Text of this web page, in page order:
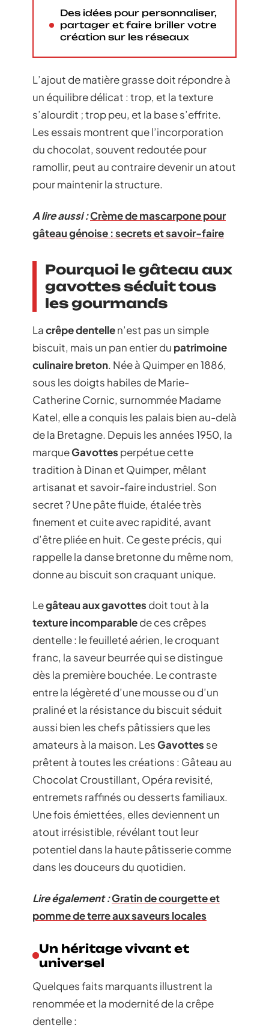
Des idées pour personnaliser,
partager et faire briller votre
création sur les réseaux
L’ajout de matière grasse doit répondre à
un équilibre délicat : trop, et la texture
s’alourdit ; trop peu, et la base s’effrite.
Les essais montrent que l’incorporation
du chocolat, souvent redoutée pour
ramollir, peut au contraire devenir un atout
pour maintenir la structure.
A lire aussi :Crème de mascarpone pour
gâteau génoise : secrets et savoir-faire
Pourquoi le gâteau aux
gavottes séduit tous
les gourmands
Lacrêpe dentellen’est pas un simple
biscuit, mais un pan entier du patrimoine
culinaire breton. Née à Quimper en 1886,
sous les doigts habiles de Marie-
Catherine Cornic, surnommée Madame
Katel, elle a conquis les palais bien au-delà
de la Bretagne. Depuis les années 1950, la
marqueGavottes perpétue cette
tradition à Dinan et Quimper, mêlant
artisanat et savoir-faire industriel. Son
secret ? Une pâte fluide, étalée très
finement et cuite avec rapidité, avant
d’être pliée en huit. Ce geste précis, qui
rappelle la danse bretonne du même nom,
donne au biscuit son craquant unique.
Legâteau aux gavottes doit tout à la
texture incomparablede ces crêpes
dentelle : le feuilleté aérien, le croquant
franc, la saveur beurrée qui se distingue
dès la première bouchée. Le contraste
entre la légèreté d’une mousse ou d’un
praliné et la résistance du biscuit séduit
aussi bien les chefs pâtissiers que les
amateurs à la maison. LesGavottes se
prêtent à toutes les créations : Gâteau au
Chocolat Croustillant, Opéra revisité,
entremets raffinés ou desserts familiaux.
Une fois émiettées, elles deviennent un
atout irrésistible, révélant tout leur
potentiel dans la haute pâtisserie comme
dans les douceurs du quotidien.
Lire également :Gratin de courgette et
pomme de terre aux saveurs locales
Un héritage vivant et
universel
Quelques faits marquants illustrent la
renommée et la modernité de la crêpe
dentelle :